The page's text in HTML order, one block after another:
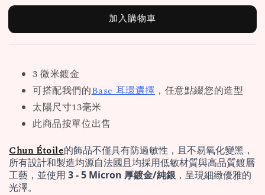
加入購物車
3 微米鍍金
可搭配我們的Base 耳環選擇 ，任意點綴您的造型
太陽尺寸13毫米
此商品按單位出售
Chun Étoile的飾品不僅具有防過敏性，且不易氧化變黑，
所有設計和製造均源自法國且均採用低敏材質與高品質鍍層
工藝，並使用 3 - 5 Micron 厚鍍金/純銀 ，呈現細緻優雅的
光澤。